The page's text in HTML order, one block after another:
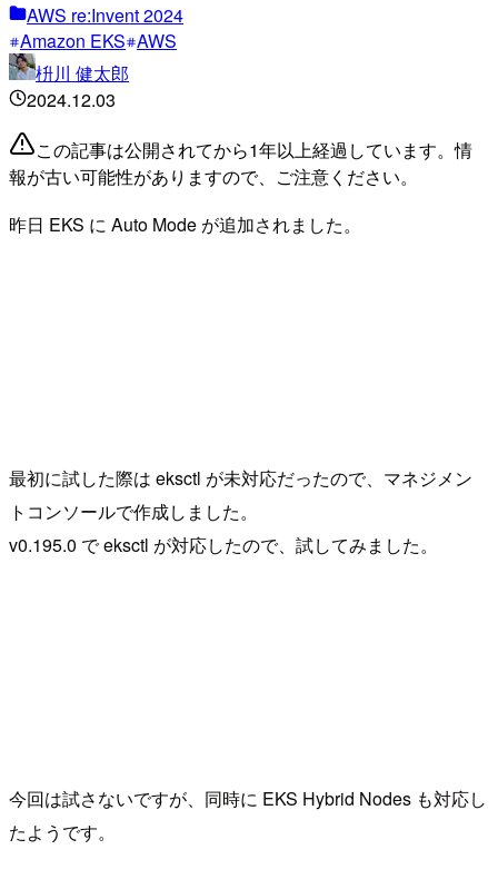
AWS re:Invent 2024
Amazon EKS AWS
枡川 健太郎
2024.12.03
この記事は公開されてから1年以上経過しています。情
報が古い可能性がありますので、ご注意ください。
昨日 EKS に Auto Mode が追加されました。
最初に試した際は eksctl が未対応だったので、マネジメン
トコンソールで作成しました。
v0.195.0 で eksctl が対応したので、試してみました。
今回は試さないですが、同時に EKS Hybrid Nodes も対応し
たようです。